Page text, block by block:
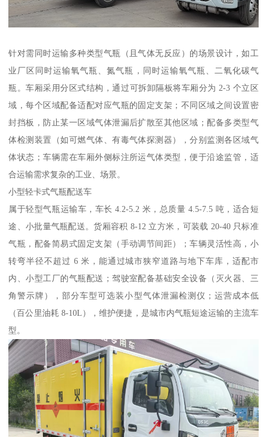
针对需同时运输多种类型气瓶（且气体无反应）的场景设计，如工
业厂区同时运输氧气瓶、氮气瓶，同时运输氧气瓶、二氧化碳气
瓶。车厢采用分区式结构，通过可拆卸隔板将车厢分为 2-3 个立区
域，每个区域配备适配对应气瓶的固定支架；不同区域之间设置密
封挡板，防止某一区域气体泄漏后扩散至其他区域；配备多类型气
体检测装置（如可燃气体、有毒气体探测器），分别监测各区域气
体状态；车辆需在车厢外侧标注所运气体类型，便于沿途监管，适
合运输需求复杂的工业、场景。​
小型轻卡式气瓶配送车​
属于轻型气瓶运输车，车长 4.2-5.2 米，总质量 4.5-7.5 吨，适合短
途、小批量气瓶配送。货厢容积 8-12 立方米，可装载 20-40 只标准
气瓶，配备简易式固定支架（手动调节间距）；车辆灵活性高，小
转弯半径不超过 6 米，能通过城市狭窄道路与地下车库，适配市
内、小型工厂的气瓶配送；驾驶室配备基础安全设备（灭火器、三
角警示牌），部分车型可选装小型气体泄漏检测仪；运营成本低
（百公里油耗 8-10L），维护便捷，是城市内气瓶短途运输的主流车
型。​